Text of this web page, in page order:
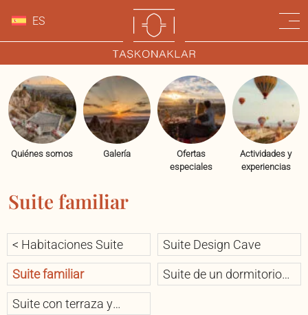
ES
Quiénes somos Galería
Ofertas
especiales
Actividades y
experiencias
Suite familiar
< Habitaciones Suite Suite Design Cave
Suite familiar
Suite de un dormitorio
Suite con terraza y